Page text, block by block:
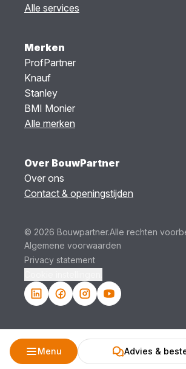
Menu Advies &
Alle services
Merken
ProfPartner
Knauf
Stanley
BMI Monier
Alle merken
Over BouwPartner
Over ons
Contact & openingstijden
© 2026 Bouwpartner.Alle rechten
Algemene voorwaarden
Privacy statement